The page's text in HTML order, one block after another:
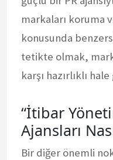
markaları koruma
konusunda
tetikte olmak,
karşı hazırlıklı
“İtibar
Ajansları
Bir diğer önemli